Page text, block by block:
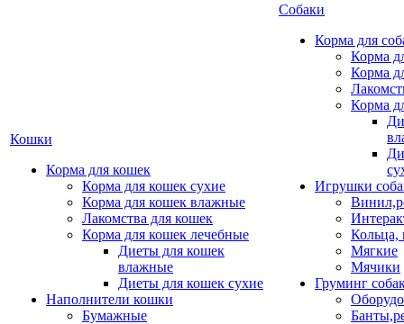
Кошки
Корма для кошек
Корма для кошек сухие
Корма для кошек влажные
Лакомства для кошек
Корма для кошек лечебные
Диеты для кошек
влажные
Диеты для кошек сухие
Наполнители кошки
Бумажные
Собаки
Корма для
Корма
Корма
Корма
Игрушки
Кольца,
Мягкие
Мячики
Груминг